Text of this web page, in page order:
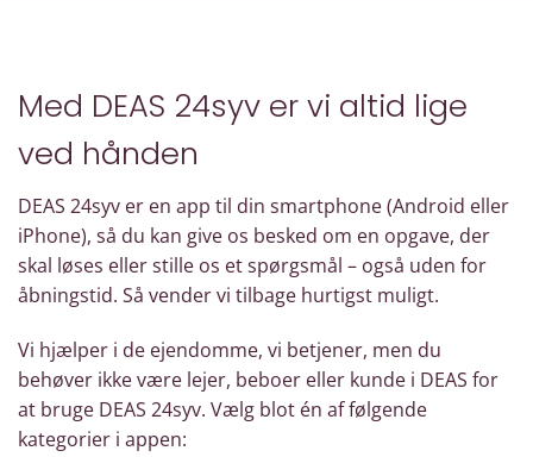
Med DEAS 24syv er vi altid lige
ved hånden
DEAS 24syv er en app til din smartphone (Android eller
iPhone), så du kan give os besked om en opgave, der
skal løses eller stille os et spørgsmål – også uden for
åbningstid. Så vender vi tilbage hurtigst muligt.
Vi hjælper i de ejendomme, vi betjener, men du
behøver ikke være lejer, beboer eller kunde i DEAS for
at bruge DEAS 24syv. Vælg blot én af følgende
kategorier i appen: